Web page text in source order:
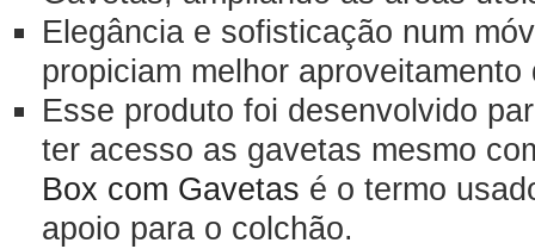
Elegância e sofisticação num
propiciam melhor
Esse produto foi desenvolvido
ter acesso as gavetas mesmo
Box com Gavetas é o termo
apoio para o colchão.